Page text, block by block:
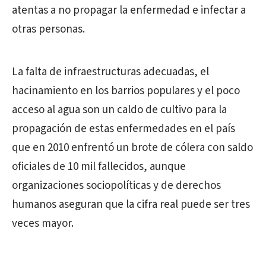
atentas a no propagar la enfermedad e infectar a
otras personas.
La falta de infraestructuras adecuadas, el
hacinamiento en los barrios populares y el poco
acceso al agua son un caldo de cultivo para la
propagación de estas enfermedades en el país
que en 2010 enfrentó un brote de cólera con saldo
oficiales de 10 mil fallecidos, aunque
organizaciones sociopolíticas y de derechos
humanos aseguran que la cifra real puede ser tres
veces mayor.